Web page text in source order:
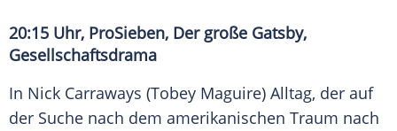
20:15 Uhr, ProSieben, Der große Gatsby,
Gesellschaftsdrama
In Nick Carraways (Tobey Maguire) Alltag, der auf
der Suche nach dem amerikanischen Traum nach